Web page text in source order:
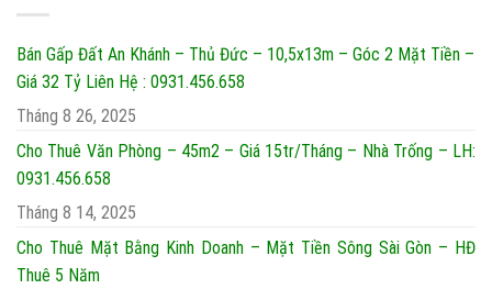
Bán Gấp Đất An Khánh – Thủ Đức – 10,5x13m – Góc 2 Mặt Tiền –
Giá 32 Tỷ Liên Hệ : 0931.456.658
Tháng 8 26, 2025
Cho Thuê Văn Phòng – 45m2 – Giá 15tr/Tháng – Nhà Trống – LH:
0931.456.658
Tháng 8 14, 2025
Cho Thuê Mặt Bằng Kinh Doanh – Mặt Tiền Sông Sài Gòn – HĐ
Thuê 5 Năm